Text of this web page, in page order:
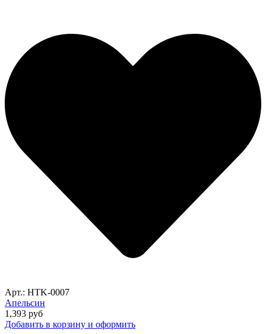
Арт.: HTK-0007
Апельсин
1,393 руб
Добавить в корзину и оформить